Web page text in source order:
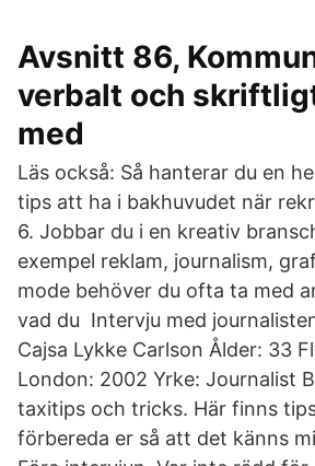
Avsnitt 86,
verbalt och
med
Läs också: Så hanterar du en
tips att ha i bakhuvudet när
6. Jobbar du i en kreativ
exempel reklam, journalism,
mode behöver du ofta ta med
vad du Intervju med
Cajsa Lykke Carlson Ålder: 33
London: 2002 Yrke: Journalist
taxitips och tricks. Här finns
förbereda er så att det känns